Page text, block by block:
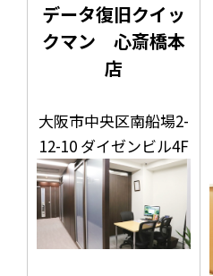
データ復旧クイッ
クマン 心斎橋本
店
大阪市中央区南船場2-
12-10 ダイゼンビル4F